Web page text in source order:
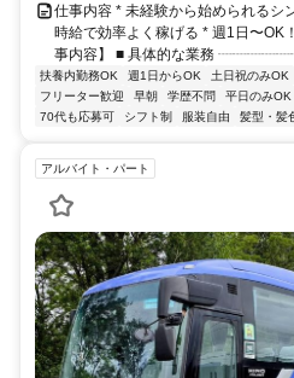
仕事内容 * 未経験から始められるシ
時給で効率よく稼げる * 週1日〜OK
事内容】 ■ 具体的な業務
扶養内勤務OK 週1日からOK 土日祝のみOK
フリーター歓迎
早朝 学歴不問 平日のみOK
70代も応募可
シフト制 服装自由 髪型・髪
アルバイト・パート